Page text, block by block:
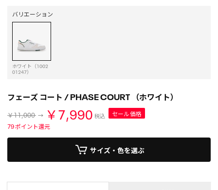
バリエーション
ホワイト（1002
01247）
フェーズ コート / PHASE COURT （ホワイト）
￥11,000 ￥7,990 税込
セール価格
79ポイント還元
サイズ・色を選ぶ